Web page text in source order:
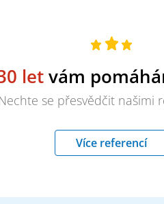
letvám
se přesvědčit našimi
Více referencí